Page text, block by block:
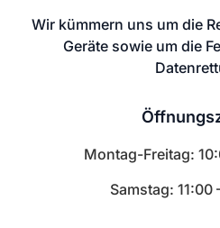
Wir kümmern uns um die
Geräte sowie um die
Montag-Freitag:
Samstag: 11:00